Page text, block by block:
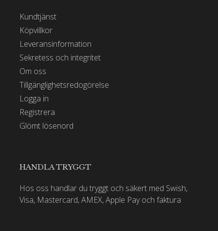
Kundtjänst
Köpvillkor
Leveransinformation
Sekretess och integritet
Om oss
Tillgänglighetsredogörelse
Logga in
Registrera
Glömt lösenord
HANDLA TRYGGT
Hos oss handlar du tryggt och säkert med Swish,
Visa, Mastercard, AMEX, Apple Pay och faktura